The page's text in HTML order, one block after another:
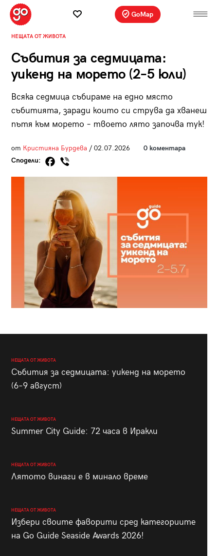
GoMap
НЕЩАТА ОТ ЖИВОТА
Събития за седмицата:
уикенд на морето (2–5 юли)
Всяка седмица събираме на едно място
събитията, заради които си струва да хванеш
пътя към морето – твоето лято започва тук!
от Кристияна Бурдева / 02.07.2026
0 коментара
Сподели:
НЕЩАТА ОТ ЖИВОТА
Събития за седмицата: уикенд на морето
(6–9 август)
НЕЩАТА ОТ ЖИВОТА
Summer City Guide: 72 часа в Иракли
НЕЩАТА ОТ ЖИВОТА
Лятото винаги е в минало време
НЕЩАТА ОТ ЖИВОТА
Избери своите фаворити сред категориите
на Go Guide Seaside Awards 2026!